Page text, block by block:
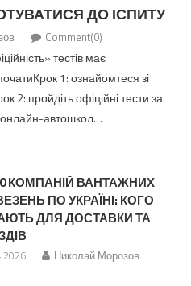
ДО ІСПИТУ
Comment(0)
тестів має
1: ознайомтеся зі
2: пройдіть офіційні тести за
автошкол…
КОМПАНІЙ ВАНТАЖНИХ
ПО УКРАЇНІ: КОГО
ДЛЯ ДОСТАВКИ ТА
Николай Морозов